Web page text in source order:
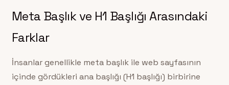
Meta Başlık ve H1 Başlığı Arasındaki
Farklar
İnsanlar genellikle meta başlık ile web sayfasının
içinde gördükleri ana başlığı (H1 başlığı) birbirine